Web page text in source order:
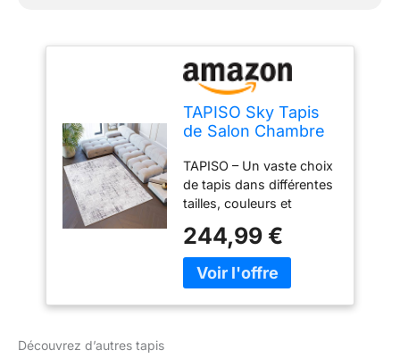
TAPISO Sky Tapis
de Salon Chambre
Adulte Bureau
Design Moderne
Gris Foncé Blanc
Vintage Moucheté
Rayures Motif à
Carreaux Poil Court
Moelleux 250 x 350
cm
TAPISO – Un vaste choix
de tapis dans différentes
tailles, couleurs et
comprennent des motifs
classiques et modernes
qui s'associent avec
244,99 €
Découvrez d’autres tapis